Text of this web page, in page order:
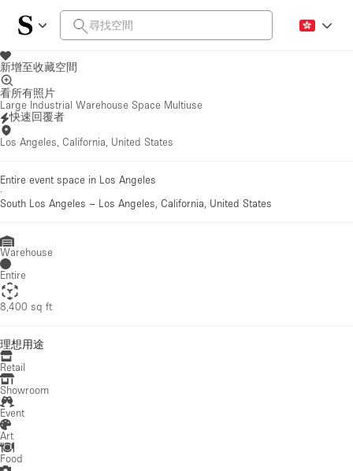
新增至收藏空間
看所有照片
Large Industrial Warehouse Space Multiuse
快速回覆者
Los Angeles, California, United States
Entire event space in Los Angeles
·
South Los Angeles – Los Angeles, California, United States
Warehouse
Entire
8,400 sq ft
理想用途
Retail
Showroom
Event
Art
Food